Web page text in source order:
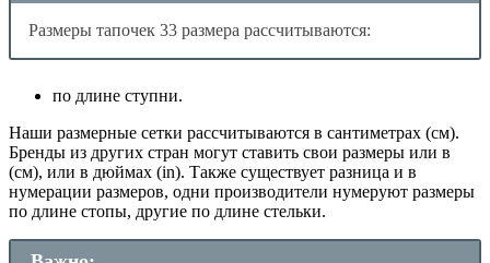
Размеры тапочек 33 размера рассчитываются:
по длине ступни.
Наши размерные сетки рассчитываются в сантиметрах (см).
Бренды из других стран могут ставить свои размеры или в
(см), или в дюймах (in). Также существует разница и в
нумерации размеров, одни производители нумеруют размеры
по длине стопы, другие по длине стельки.